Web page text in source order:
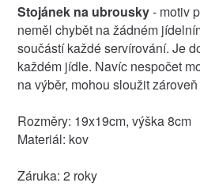
Stojánek na ubrousky- motiv
neměl chybět na žádném
součástí každé servírování. Je
každém jídle. Navíc nespočet
na výběr, mohou sloužit
Rozměry: 19x19cm, výška 8cm
Materiál: kov
Záruka: 2 roky